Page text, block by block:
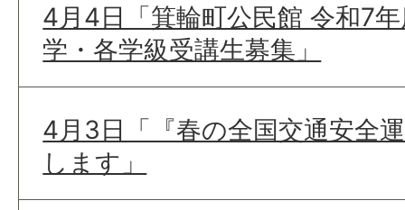
4月4日「箕輪町公民館 令和7
学・各学級受講生募集」
4月3日「『春の全国交通安全
します」